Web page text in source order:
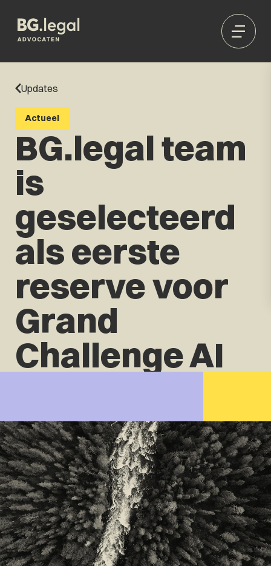
Updates
Actueel
BG.legal team
is
geselecteerd
als eerste
reserve voor
Grand
Challenge AI